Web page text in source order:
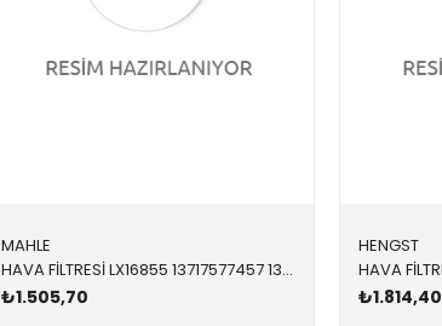
MAHLE
HAVA FİLTRESİ LX16855 13717577457 13717577457 E71,F01,F02,F06,F07,F10,F11,F12,F13,F15,F25,F26 N63,N63N 1-4 SİLİNDİR 2010-2018
₺1.505,70
HENGST
₺1.814,40